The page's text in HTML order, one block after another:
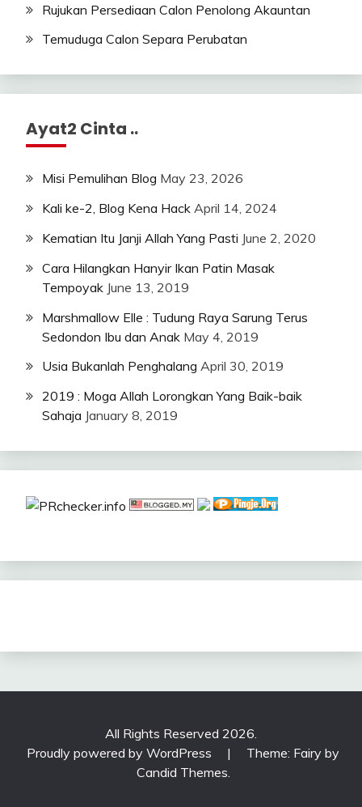
Rujukan Persediaan Calon Penolong Akauntan
Temuduga Calon Separa Perubatan
Ayat2 Cinta ..
Misi Pemulihan Blog May 23, 2026
Kali ke-2, Blog Kena Hack April 14, 2024
Kematian Itu Janji Allah Yang Pasti June 2, 2020
Cara Hilangkan Hanyir Ikan Patin Masak
Tempoyak June 13, 2019
Marshmallow Elle : Tudung Raya Sarung Terus
Sedondon Ibu dan Anak May 4, 2019
Usia Bukanlah Penghalang April 30, 2019
2019 : Moga Allah Lorongkan Yang Baik-baik
Sahaja January 8, 2019
All Rights Reserved 2026.
Proudly powered by WordPress
|
Theme: Fairy by
Candid Themes.